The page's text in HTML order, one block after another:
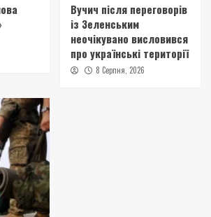
Вучич після переговорів
із Зеленським
неочікувано висловився
про українські території
8 Серпня, 2026